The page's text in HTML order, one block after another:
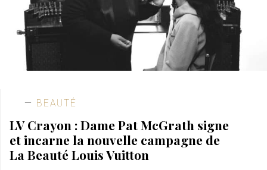
BEAUTÉ
LV Crayon : Dame Pat McGrath signe
et incarne la nouvelle campagne de
La Beauté Louis Vuitton